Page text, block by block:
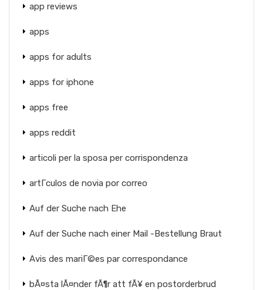
app reviews
apps
apps for adults
apps for iphone
apps free
apps reddit
articoli per la sposa per corrispondenza
artГ­culos de novia por correo
Auf der Suche nach Ehe
Auf der Suche nach einer Mail -Bestellung Braut
Avis des mariГ©es par correspondance
bÃ¤sta lÃ¤nder fÃ¶r att fÃ¥ en postorderbrud